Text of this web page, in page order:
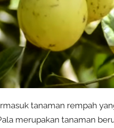
tanaman rempah
merupakan tanaman